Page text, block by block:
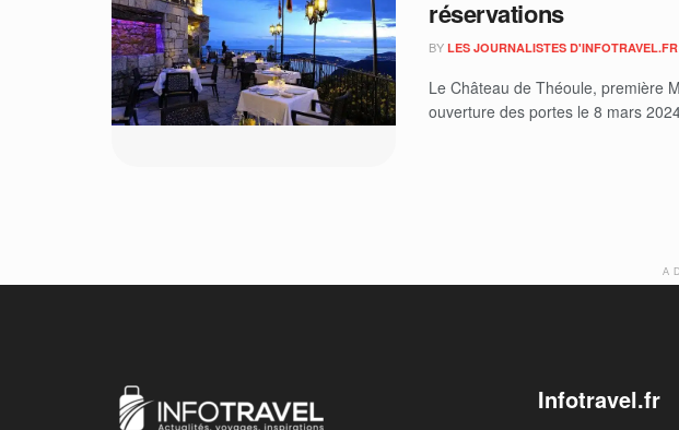
réservations
BY LES JOURNALISTES D'INFOTRAVEL.FR
Le Château de Théoule, première
ouverture des portes le 8 mars
Infotravel.fr